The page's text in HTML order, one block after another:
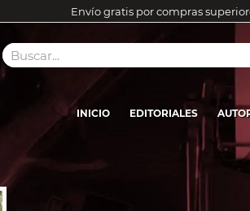
Envío gratis por compras
INICIO EDITORIALES